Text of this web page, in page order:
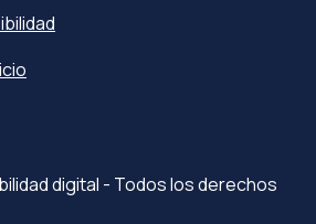
digital - Todos los derechos